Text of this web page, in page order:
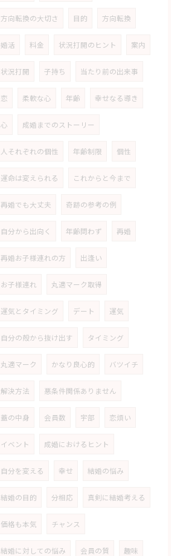
方向転換の大切さ 目的 方向転換
婚活 料金 状況打開のヒント 案内
状況打開 子持ち 当たり前の出来事
恋 柔軟な心 年齢 幸せなる導き
心 成婚までのストーリー
人それぞれの個性 年齢制限 個性
運命は変えられる これからと今まで
再婚でも大丈夫 奇跡の参考の例
自分から出向く 年齢問わず 再婚
再婚お子様連れの方 出逢い
お子様連れ 丸適マーク取得
運気とタイミング デート 運気
自分の殻から抜け出す タイミング
丸適マーク かなり良心的 バツイチ
解決方法 悪条件関係ありません
蓋の中身 会員数 宇部 恋煩い
イベント 成婚におけるヒント
自分を変える 幸せ 結婚の悩み
結婚の目的 分相応 真剣に結婚考える
価格も本気 チャンス
結婚に対しての悩み 会員の質 趣味